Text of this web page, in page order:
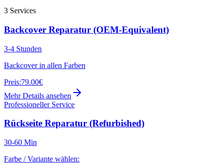
3 Services
Backcover Reparatur (OEM-Equivalent)
3-4 Stunden
Backcover in allen Farben
Preis:79.00€
Mehr Details ansehen
Professioneller Service
Rückseite Reparatur (Refurbished)
30-60 Min
Farbe / Variante wählen: